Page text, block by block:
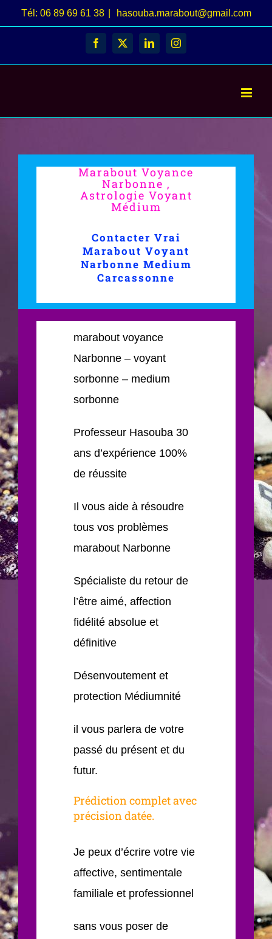
Passer
au
Tél: 06 89 69 61 38 hasouba.marabout@gmail.com
Facebook
X LinkedInInstagram
Marabout Voyance
Narbonne ,
Astrologie Voyant
Médium
Contacter Vrai
Marabout Voyant
Narbonne Medium
Carcassonne
marabout voyance
Narbonne – voyant
sorbonne – medium
sorbonne
Professeur Hasouba 30
ans d’expérience 100%
de réussite
Il vous aide à résoudre
tous vos problèmes
marabout Narbonne
Spécialiste du retour de
l’être aimé, affection
fidélité absolue et
définitive
Désenvoutement et
protection Médiumnité
il vous parlera de votre
passé du présent et du
futur.
Prédiction complet avec
précision datée.
Je peux d’écrire votre vie
affective, sentimentale
familiale et professionnel
sans vous poser de